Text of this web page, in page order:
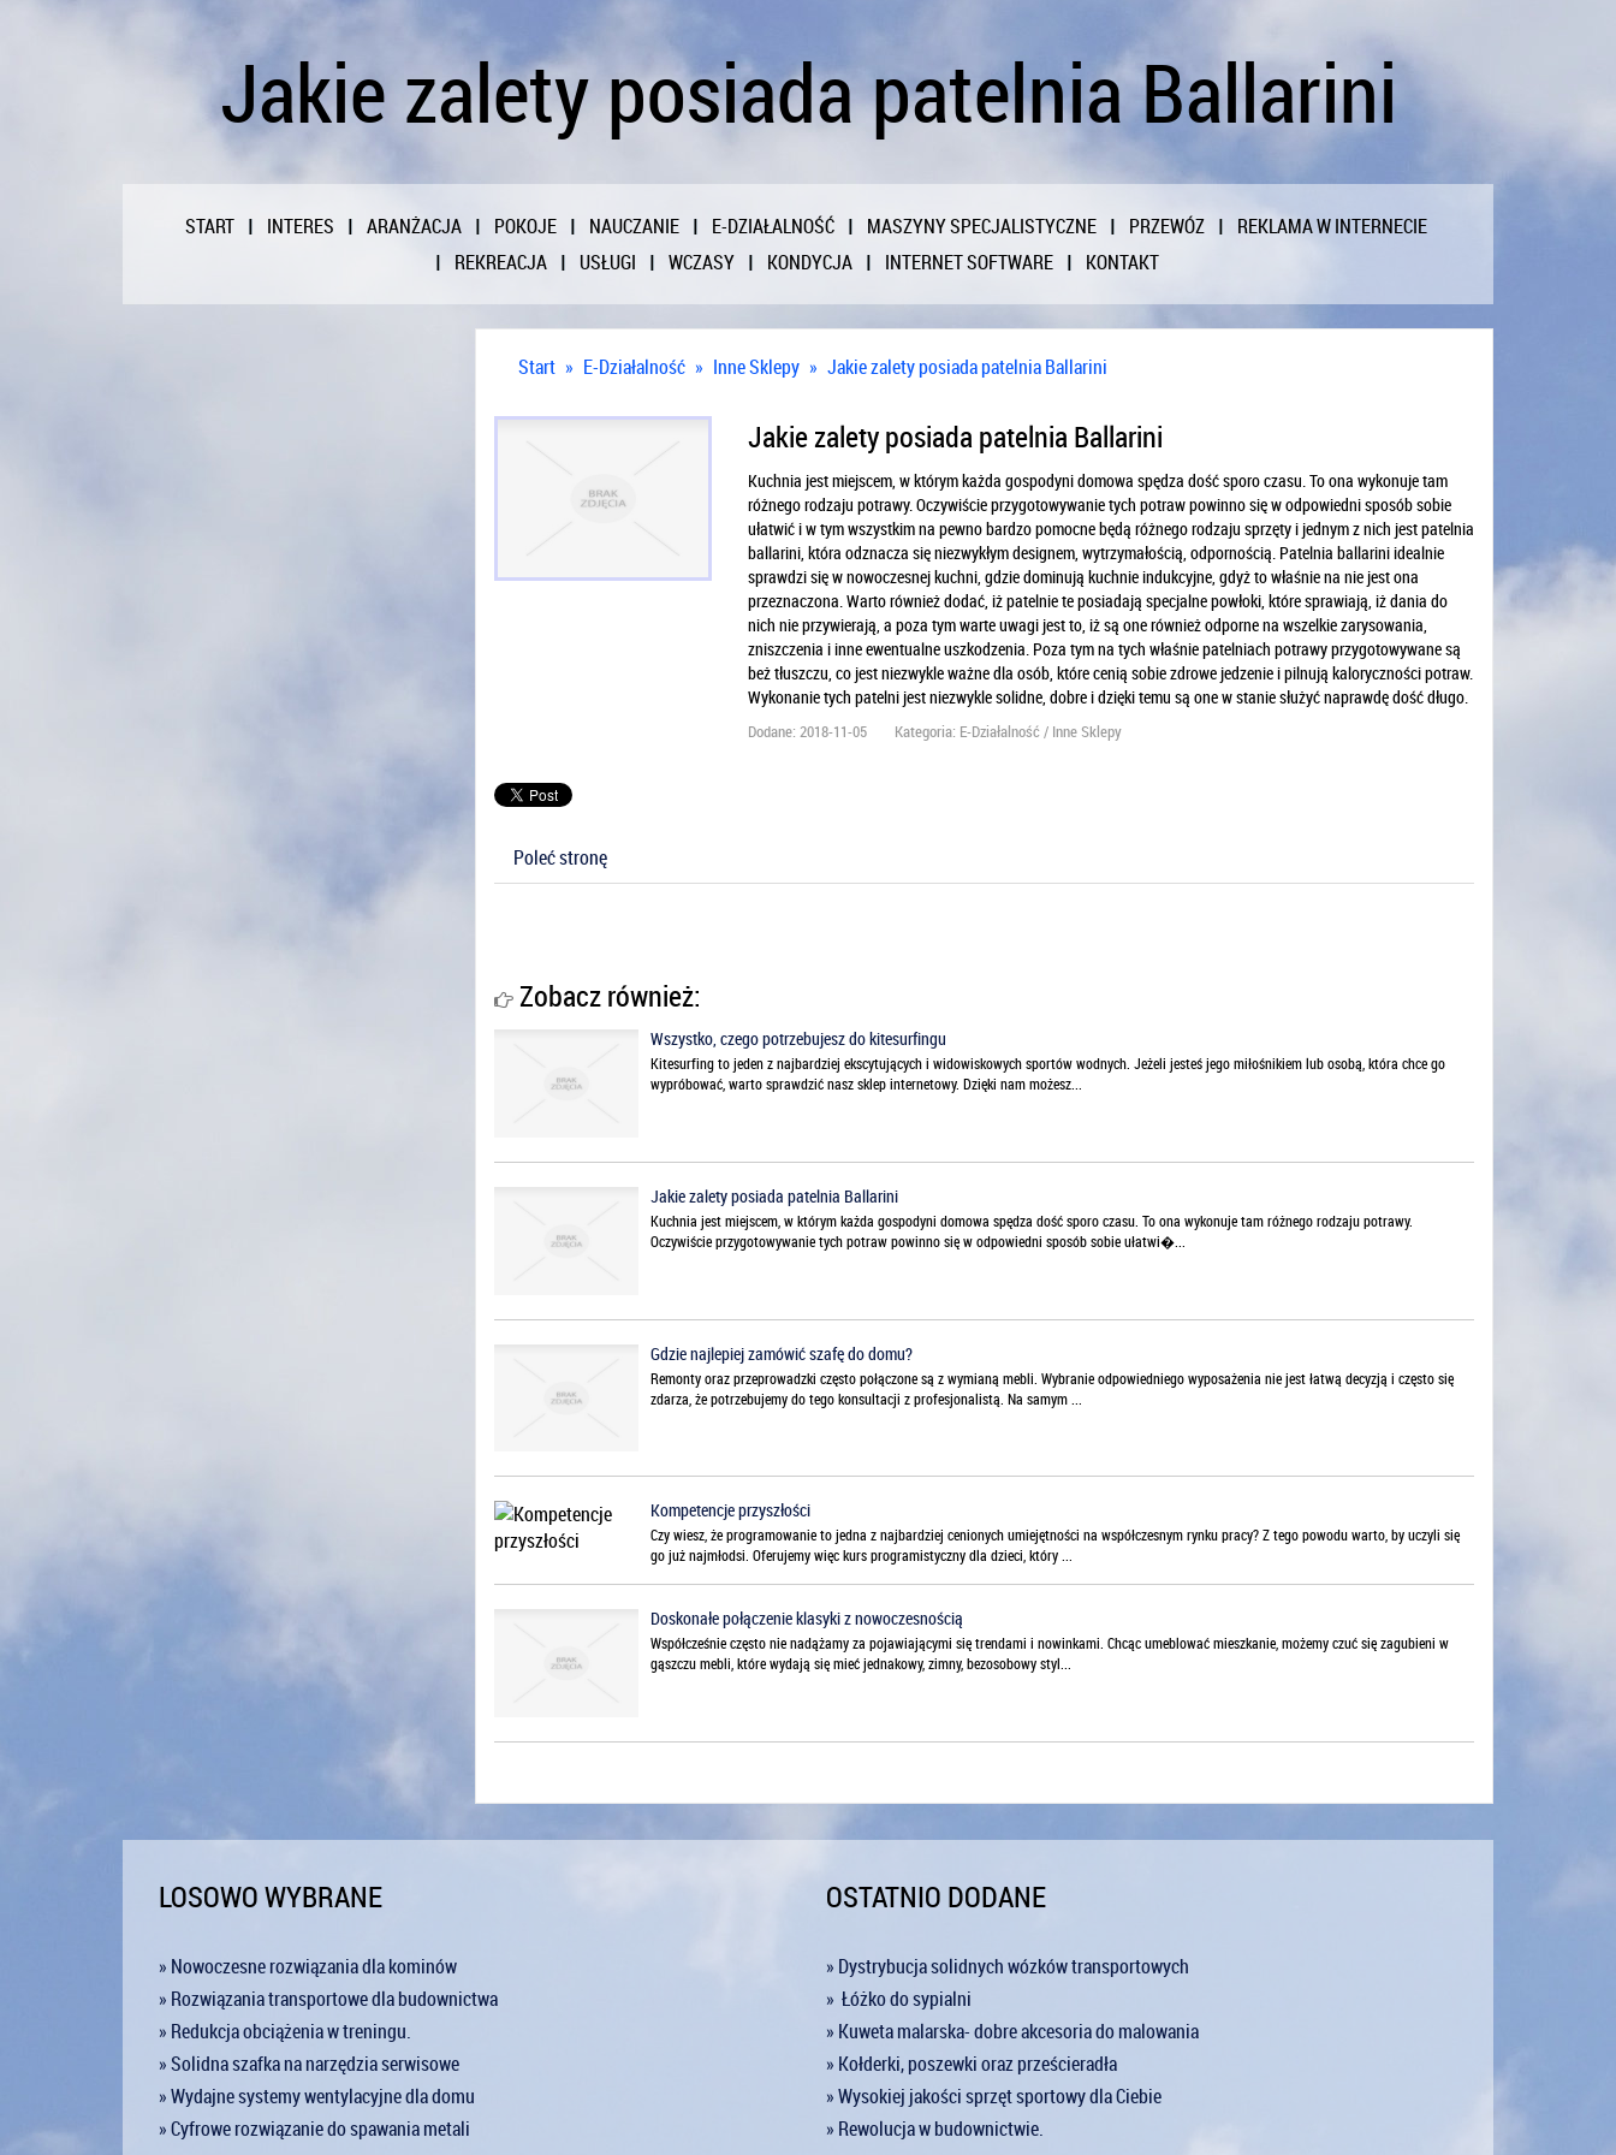
Jakie zalety posiada patelnia Ballarini
START INTERES ARANŻACJA POKOJE NAUCZANIE E-DZIAŁALNOŚĆ MASZYNY SPECJALISTYCZNE PRZEWÓZ
REKLAMA W INTERNECIE
REKREACJA
USŁUGI WCZASY KONDYCJA INTERNET SOFTWARE KONTAKT
Start » E-Działalność » Inne Sklepy » Jakie zalety posiada patelnia Ballarini
Jakie zalety posiada patelnia Ballarini
Kuchnia jest miejscem, w którym każda gospodyni domowa spędza dość sporo czasu. To ona wykonuje tam
różnego rodzaju potrawy. Oczywiście przygotowywanie tych potraw powinno się w odpowiedni sposób sobie
ułatwić i w tym wszystkim na pewno bardzo pomocne będą różnego rodzaju sprzęty i jednym z nich jest patelnia
ballarini, która odznacza się niezwykłym designem, wytrzymałością, odpornością. Patelnia ballarini idealnie
sprawdzi się w nowoczesnej kuchni, gdzie dominują kuchnie indukcyjne, gdyż to właśnie na nie jest ona
przeznaczona. Warto również dodać, iż patelnie te posiadają specjalne powłoki, które sprawiają, iż dania do
nich nie przywierają, a poza tym warte uwagi jest to, iż są one również odporne na wszelkie zarysowania,
zniszczenia i inne ewentualne uszkodzenia. Poza tym na tych właśnie patelniach potrawy przygotowywane są
beż tłuszczu, co jest niezwykle ważne dla osób, które cenią sobie zdrowe jedzenie i pilnują kaloryczności potraw.
Wykonanie tych patelni jest niezwykle solidne, dobre i dzięki temu są one w stanie służyć naprawdę dość długo.
Dodane: 2018-11-05 Kategoria: E-Działalność / Inne Sklepy
Poleć stronę
Zobacz również:
Wszystko, czego potrzebujesz do kitesurfingu
Kitesurfing to jeden z najbardziej ekscytujących i widowiskowych sportów wodnych. Jeżeli jesteś jego miłośnikiem lub osobą, która chce go
wypróbować, warto sprawdzić nasz sklep internetowy. Dzięki nam możesz...
Jakie zalety posiada patelnia Ballarini
Kuchnia jest miejscem, w którym każda gospodyni domowa spędza dość sporo czasu. To ona wykonuje tam różnego rodzaju potrawy.
Oczywiście przygotowywanie tych potraw powinno się w odpowiedni sposób sobie ułatwi�...
Gdzie najlepiej zamówić szafę do domu?
Remonty oraz przeprowadzki często połączone są z wymianą mebli. Wybranie odpowiedniego wyposażenia nie jest łatwą decyzją i często się
zdarza, że potrzebujemy do tego konsultacji z profesjonalistą. Na samym ...
Kompetencje przyszłości
Czy wiesz, że programowanie to jedna z najbardziej cenionych umiejętności na współczesnym rynku pracy? Z tego powodu warto, by uczyli się
go już najmłodsi. Oferujemy więc kurs programistyczny dla dzieci, który ...
Doskonałe połączenie klasyki z nowoczesnością
Współcześnie często nie nadążamy za pojawiającymi się trendami i nowinkami. Chcąc umeblować mieszkanie, możemy czuć się zagubieni w
gąszczu mebli, które wydają się mieć jednakowy, zimny, bezosobowy styl...
LOSOWO WYBRANE
» Nowoczesne rozwiązania dla kominów
» Rozwiązania transportowe dla budownictwa
» Redukcja obciążenia w treningu.
» Solidna szafka na narzędzia serwisowe
» Wydajne systemy wentylacyjne dla domu
» Cyfrowe rozwiązanie do spawania metali
OSTATNIO DODANE
» Dystrybucja solidnych wózków transportowych
» Łóżko do sypialni
» Kuweta malarska- dobre akcesoria do malowania
» Kołderki, poszewki oraz prześcieradła
» Wysokiej jakości sprzęt sportowy dla Ciebie
» Rewolucja w budownictwie.